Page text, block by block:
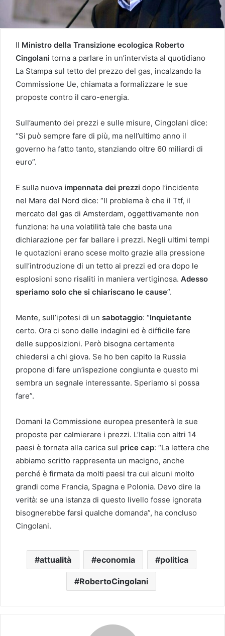
Il Ministro della Transizione ecologica Roberto
Cingolani torna a parlare in un’intervista al quotidiano
La Stampa sul tetto del prezzo del gas, incalzando la
Commissione Ue, chiamata a formalizzare le sue
proposte contro il caro-energia.
Sull’aumento dei prezzi e sulle misure, Cingolani dice:
“Si può sempre fare di più, ma nell’ultimo anno il
governo ha fatto tanto, stanziando oltre 60 miliardi di
euro”.
E sulla nuova impennata dei prezzi dopo l’incidente
nel Mare del Nord dice: “Il problema è che il Ttf, il
mercato del gas di Amsterdam, oggettivamente non
funziona: ha una volatilità tale che basta una
dichiarazione per far ballare i prezzi. Negli ultimi tempi
le quotazioni erano scese molto grazie alla pressione
sull’introduzione di un tetto ai prezzi ed ora dopo le
esplosioni sono risaliti in maniera vertiginosa. Adesso
speriamo solo che si chiariscano le cause”.
Mente, sull’ipotesi di un sabotaggio: “Inquietante
certo. Ora ci sono delle indagini ed è difficile fare
delle supposizioni. Però bisogna certamente
chiedersi a chi giova. Se ho ben capito la Russia
propone di fare un’ispezione congiunta e questo mi
sembra un segnale interessante. Speriamo si possa
fare”.
Domani la Commissione europea presenterà le sue
proposte per calmierare i prezzi. L’Italia con altri 14
paesi è tornata alla carica sul price cap: “La lettera che
abbiamo scritto rappresenta un macigno, anche
perché è firmata da molti paesi tra cui alcuni molto
grandi come Francia, Spagna e Polonia. Devo dire la
verità: se una istanza di questo livello fosse ignorata
bisognerebbe farsi qualche domanda”, ha concluso
Cingolani.
attualità economia politica
RobertoCingolani